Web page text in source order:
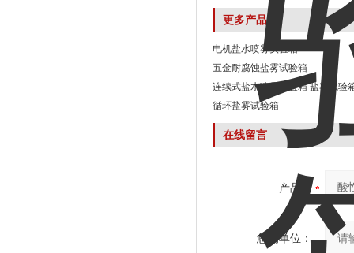
更多产品
电机盐水喷雾实验箱
五金耐腐蚀盐雾试验箱
连续式盐水喷雾实验箱 盐雾试验
循环盐雾试验箱
在线留言
产品：
您的单位：